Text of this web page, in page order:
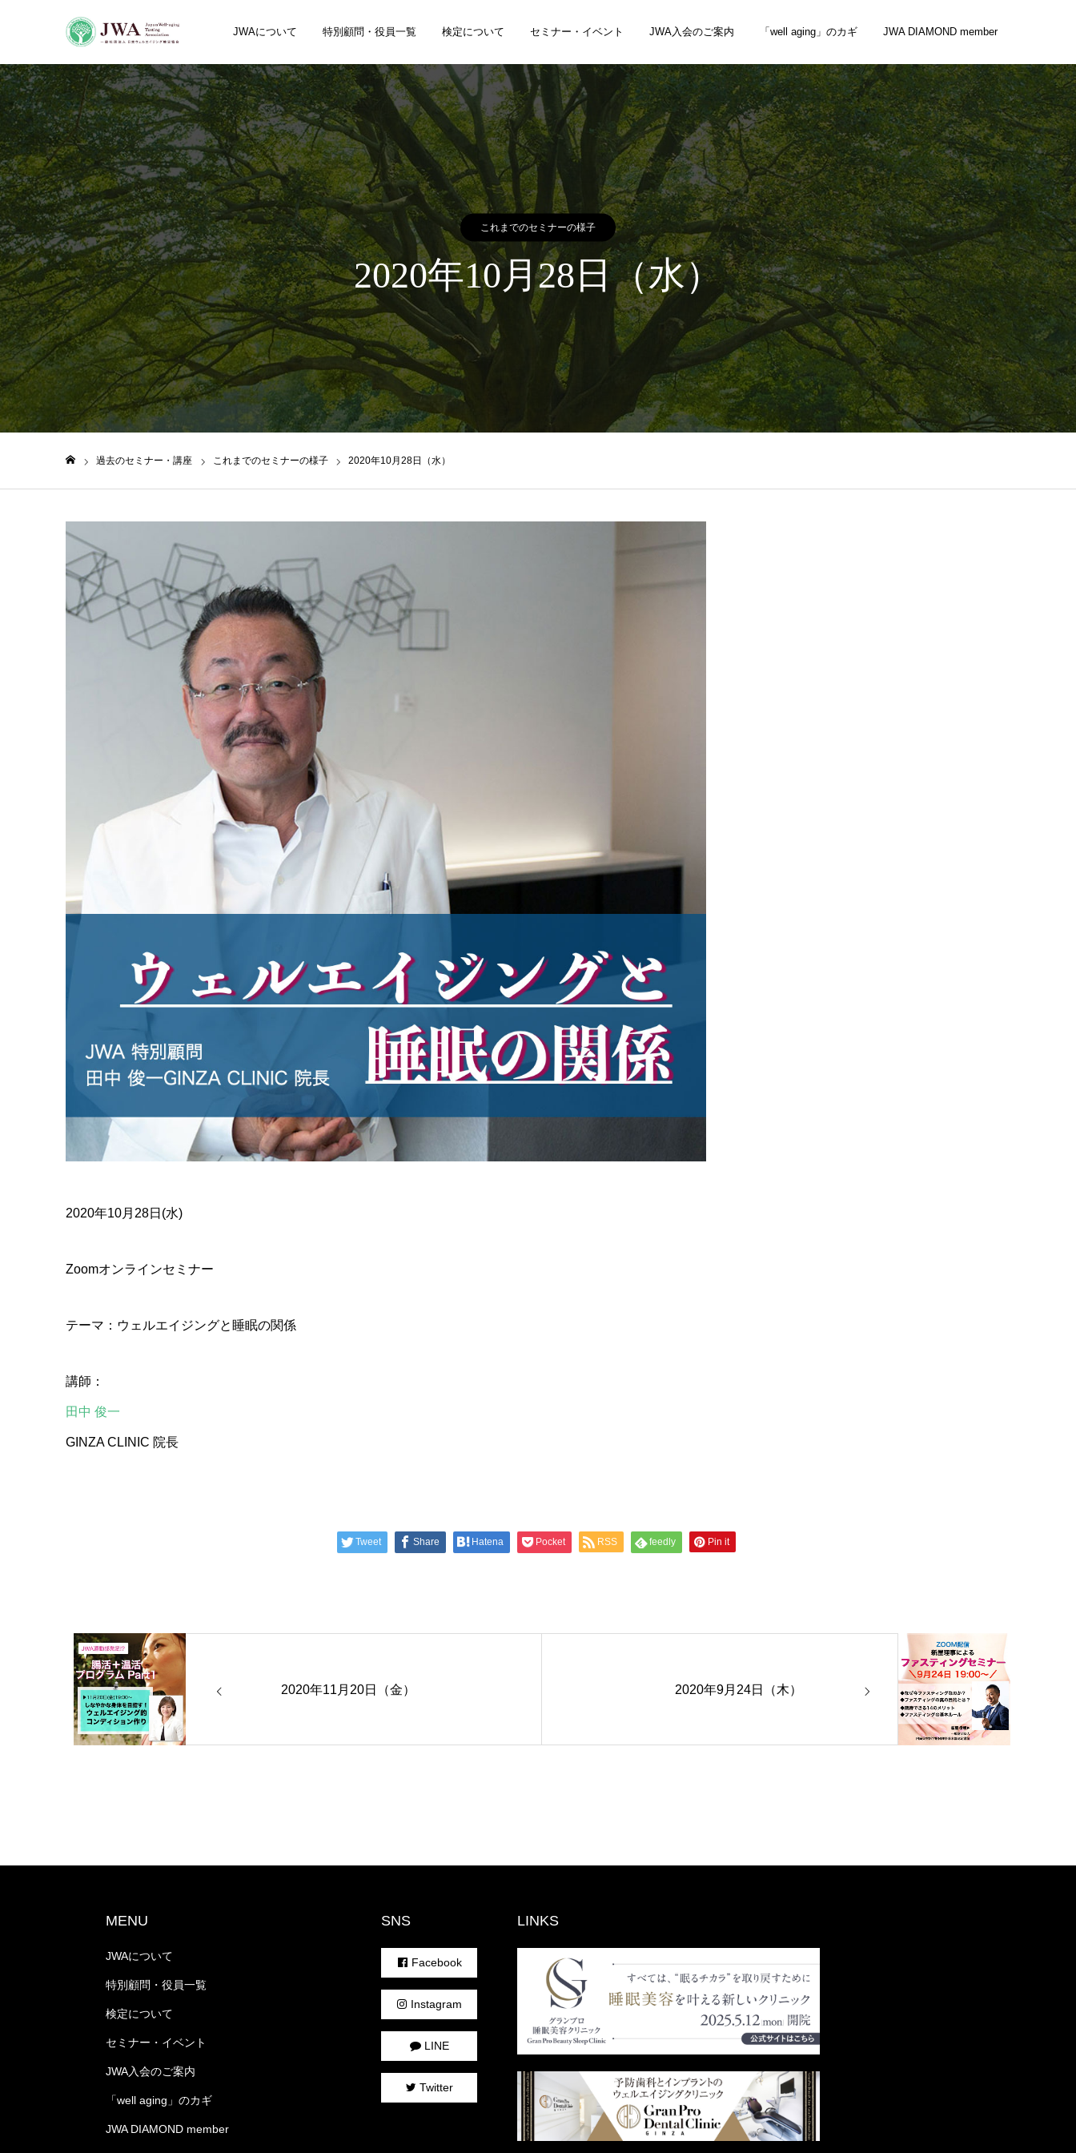
JWAについて 特別顧問・役員一覧 検定について セミナー・イベント JWA入会のご案内 「well aging」のカギ JWA DIAMOND member
これまでのセミナーの様子
2020年10月28日（水）
過去のセミナー・講座 これまでのセミナーの様子 2020年10月28日（水）
2020年10月28日(水)
Zoomオンラインセミナー
テーマ：ウェルエイジングと睡眠の関係
講師：
田中 俊一
GINZA CLINIC 院長
Tweet Share Hatena Pocket RSS feedly Pin it
2020年9月24日（木）
2020年11月20日（金）
MENU
JWAについて
特別顧問・役員一覧
検定について
セミナー・イベント
JWA入会のご案内
「well aging」のカギ
JWA DIAMOND member
SNS
Facebook
Instagram
LINE
Twitter
LINKS